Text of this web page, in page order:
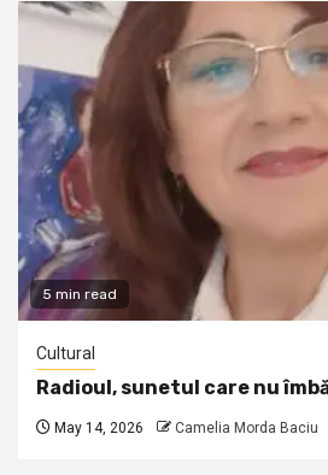
5 min read
Cultural
Radioul, sunetul care nu
May 14, 2026 Camelia Morda Baciu